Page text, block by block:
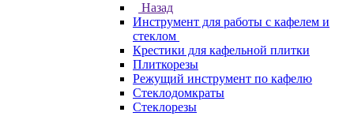
Назад
Инструмент для работы с кафелем и
стеклом
Крестики для кафельной плитки
Плиткорезы
Режущий инструмент по кафелю
Стеклодомкраты
Стеклорезы